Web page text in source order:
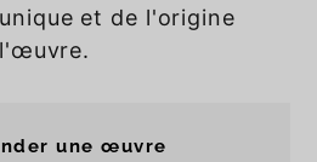
et de l'origine
une œuvre